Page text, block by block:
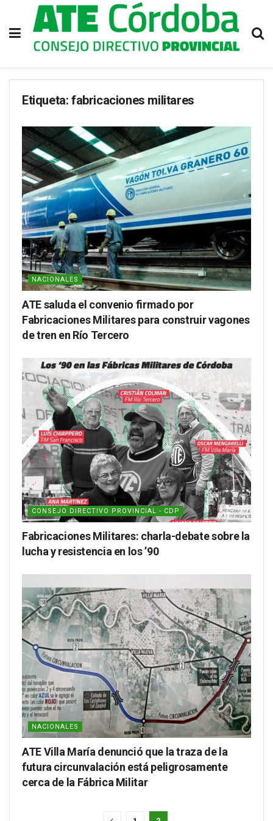
Etiqueta: fabricaciones militares
NACIONALES
ATE saluda el convenio firmado por
Fabricaciones Militares para construir vagones
de tren en Río Tercero
CONSEJO DIRECTIVO PROVINCIAL - CDP
Fabricaciones Militares: charla-debate sobre la
lucha y resistencia en los ’90
NACIONALES
ATE Villa María denunció que la traza de la
futura circunvalación está peligrosamente
cerca de la Fábrica Militar